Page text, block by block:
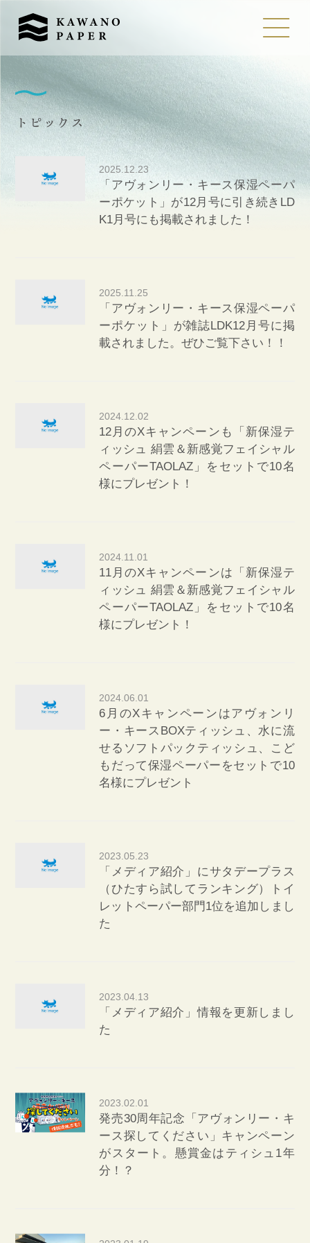
トピックス
2025.12.23
「アヴォンリー・キース保湿ペーパ
ーポケット」が12月号に引き続きLD
K1月号にも掲載されました！
2025.11.25
「アヴォンリー・キース保湿ペーパ
ーポケット」が雑誌LDK12月号に掲
載されました。ぜひご覧下さい！！
2024.12.02
12月のXキャンペーンも「新保湿テ
ィッシュ 絹雲＆新感覚フェイシャル
ペーパーTAOLAZ」をセットで10名
様にプレゼント！
2024.11.01
11月のXキャンペーンは「新保湿テ
ィッシュ 絹雲＆新感覚フェイシャル
ペーパーTAOLAZ」をセットで10名
様にプレゼント！
2024.06.01
6月のXキャンペーンはアヴォンリ
ー・キースBOXティッシュ、水に流
せるソフトパックティッシュ、こど
もだって保湿ペーパーをセットで10
名様にプレゼント
2023.05.23
「メディア紹介」にサタデープラス
（ひたすら試してランキング）トイ
レットペーパー部門1位を追加しまし
た
2023.04.13
「メディア紹介」情報を更新しまし
た
2023.02.01
発売30周年記念「アヴォンリー・キ
ース探してください」キャンペーン
がスタート。懸賞金はティシュ1年
分！？